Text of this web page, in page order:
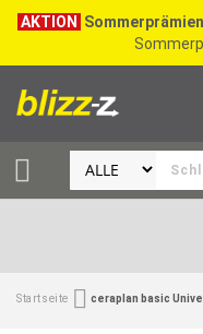
AKTION
Startseite ceraplan basic